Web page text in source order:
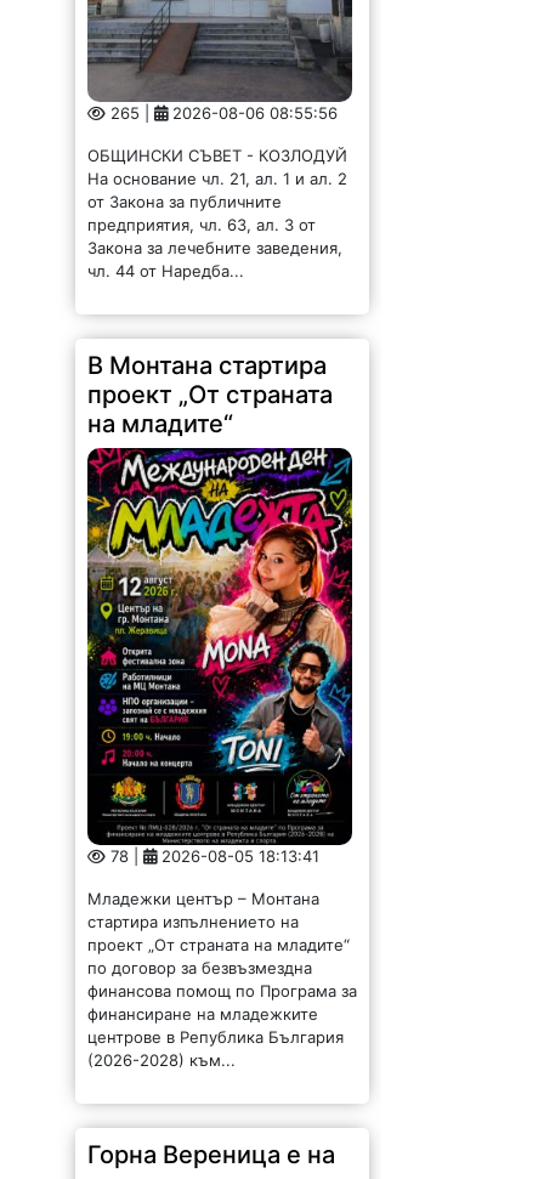
265 | 2026-08-06 08:55:56
ОБЩИНСКИ СЪВЕТ - КОЗЛОДУЙ
На основание чл. 21, ал. 1 и ал. 2
от Закона за публичните
предприятия, чл. 63, ал. 3 от
Закона за лечебните заведения,
чл. 44 от Наредба...
В Монтана стартира
проект „От страната
на младите“
78 | 2026-08-05 18:13:41
Младежки център – Монтана
проект „От страната на младите“
по договор за безвъзмездна
финансова помощ по Програма за
финансиране на младежките
центрове в Република България
(2026-2028) към...
Горна Вереница е на
воден режим